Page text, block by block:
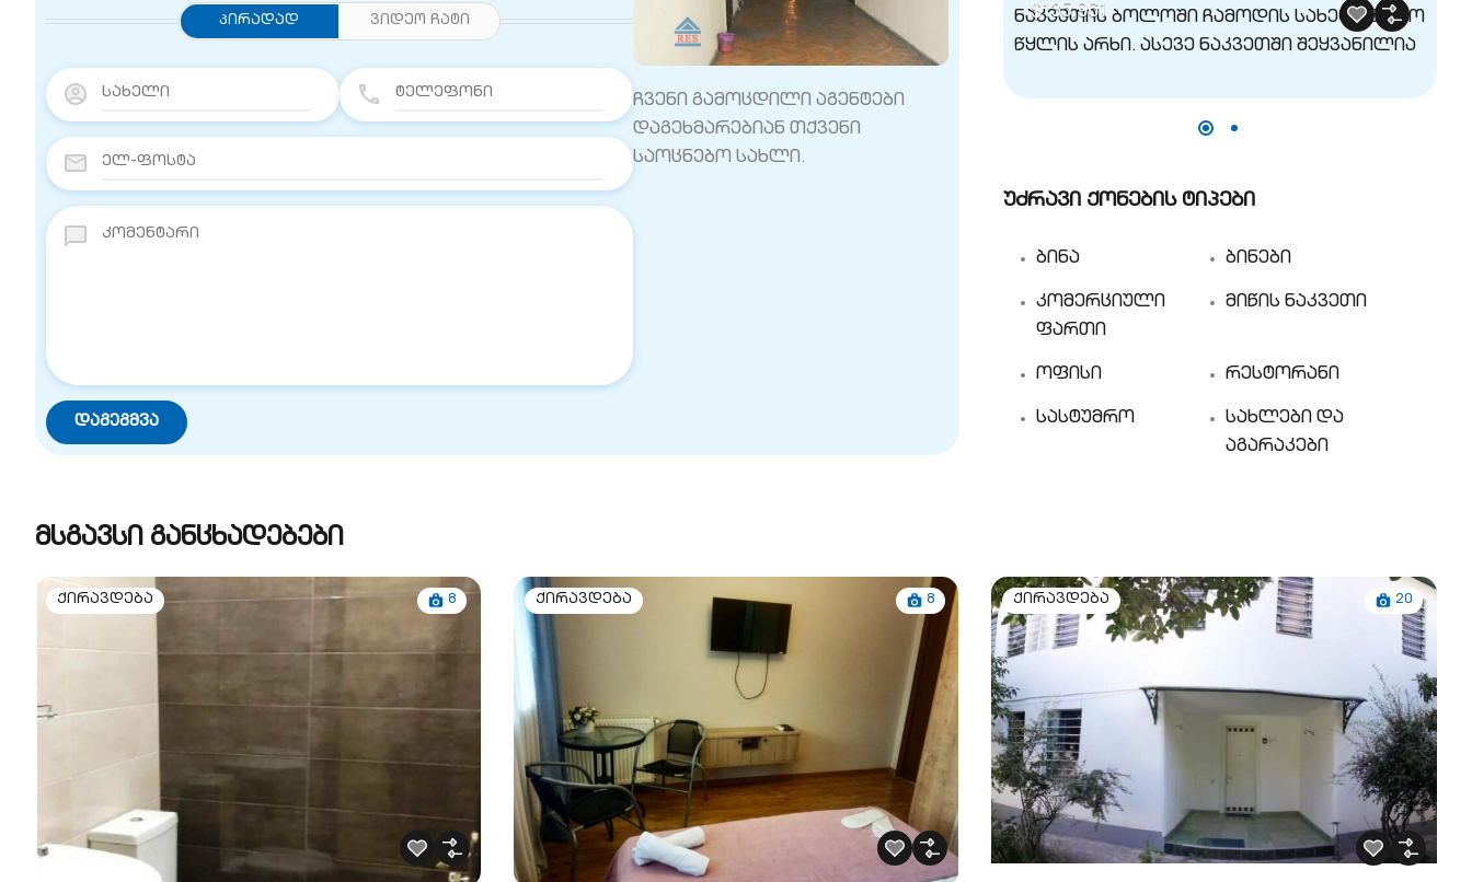
Პირადად ვიდეო ჩატი
ჩვენი გამოცდილი აგენტები
დაგეხმარებიან თქვენი
საოცნებო სახლი.
$135,961
უძრავი ქონების ტიპები
ბინა ბინები
კომერციული
ფართი
მიწის ნაკვეთი
ოფისი რესტორანი
სასტუმრო
სახლები და
აგარაკები
მსგავსი განცხადებები
ქირავდება 8 ქირავდება 8 ქირავდება 20